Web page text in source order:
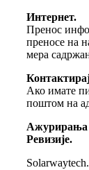
Интернет.
Пренос
преносе на
мера
Ако имате
поштом на
Ажурирања
Ревизије.